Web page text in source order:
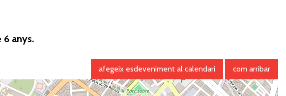
6 anys.
afegeix esdeveniment al calendari com arribar